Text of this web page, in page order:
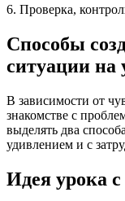
6. Проверка,
Способы
ситуации на
В зависимости от
знакомстве с
выделять два
удивлением и с
Идея урока